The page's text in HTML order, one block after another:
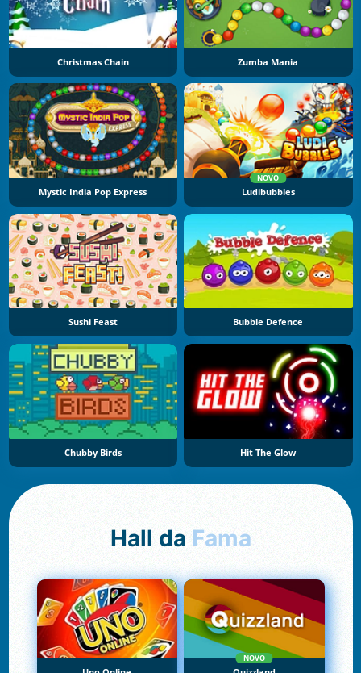
Christmas Chain Zumba Mania
Mystic India Pop Express
NOVO
Ludibubbles
Sushi Feast Bubble Defence
Chubby Birds Hit The Glow
Hall da Fama
NOVO